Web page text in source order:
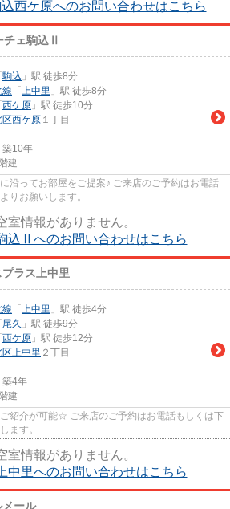
西ケ原へのお問い合わせはこちら
チェ駒込Ⅱ
駒込 」駅 徒歩8分
線 「 上中里 」駅 徒歩8分
西ケ原 」駅 徒歩10分
区西ケ原 １丁目
築10年
建
沿ってお部屋をご提案♪ ご来店のご予約はお電話
りお願いします。
室情報がありません。
込Ⅱへのお問い合わせはこちら
プラス上中里
線 「 上中里 」駅 徒歩4分
尾久 」駅 徒歩9分
西ケ原 」駅 徒歩12分
区上中里 ２丁目
築4年
建
紹介が可能☆ ご来店のご予約はお電話もしくは下
ます。
室情報がありません。
中里へのお問い合わせはこちら
メール